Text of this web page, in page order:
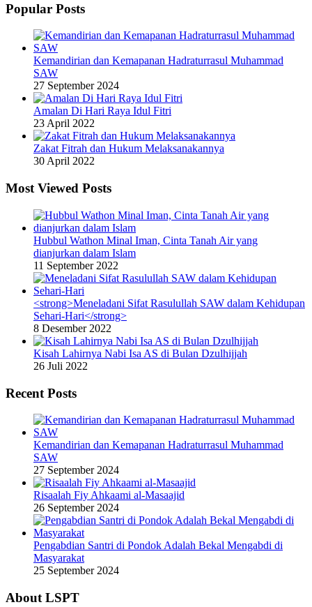
Popular Posts
Kemandirian dan Kemapanan Hadraturrasul Muhammad
SAW
27 September 2024
Amalan Di Hari Raya Idul Fitri
23 April 2022
Zakat Fitrah dan Hukum Melaksanakannya
30 April 2022
Most Viewed Posts
Hubbul Wathon Minal Iman, Cinta Tanah Air yang
dianjurkan dalam Islam
11 September 2022
<strong>Meneladani Sifat Rasulullah SAW dalam Kehidupan
Sehari-Hari</strong>
8 Desember 2022
Kisah Lahirnya Nabi Isa AS di Bulan Dzulhijjah
26 Juli 2022
Recent Posts
Kemandirian dan Kemapanan Hadraturrasul Muhammad
SAW
27 September 2024
Risaalah Fiy Ahkaami al-Masaajid
26 September 2024
Pengabdian Santri di Pondok Adalah Bekal Mengabdi di
Masyarakat
25 September 2024
About LSPT